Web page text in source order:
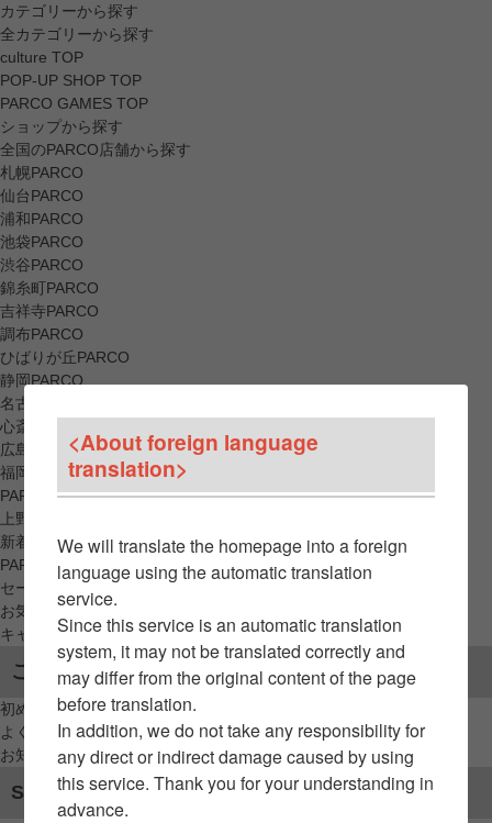
カテゴリーから探す
全カテゴリーから探す
culture TOP
POP-UP SHOP TOP
PARCO GAMES TOP
ショップから探す
全国のPARCO店舗から探す
札幌PARCO
仙台PARCO
浦和PARCO
池袋PARCO
渋谷PARCO
錦糸町PARCO
吉祥寺PARCO
調布PARCO
ひばりが丘PARCO
静岡PARCO
名古屋PARCO
心斎橋PARCO
広島PARCO
福岡PARCO
PARCO_ya
上野
新着アイテムから探す
PARCO限定アイテムから探す
セールアイテムから探す
お気に入りから探す
キャンペーン/クーポン対象から探す
ご利用案内
初めてのお客様へ
よくあるご質問 / お問い合わせ
お知らせ
SNSアカウント
<About foreign language
translation>
We will translate the homepage into a foreign
language using the automatic translation
service.
Since this service is an automatic translation
system, it may not be translated correctly and
may differ from the original content of the page
before translation.
In addition, we do not take any responsibility for
any direct or indirect damage caused by using
this service. Thank you for your understanding in
advance.